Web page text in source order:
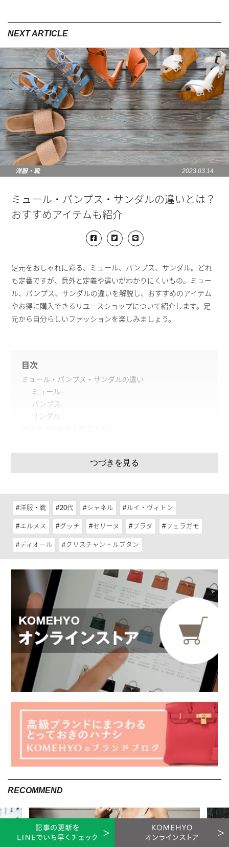
洋服・靴 2023.03.14
ミュール・パンプス・サンダルの違いとは？
おすすめアイテムも紹介
足元をおしゃれに彩る、ミュール、パンプス、サンダル。どれ
も定番ですが、意外と定義や違いがわかりにくいもの。ミュー
ル、パンプス、サンダルの違いを解説し、おすすめのアイテム
やお得に購入できるリユースショップについて紹介します。足
元から自分らしいファッションを楽しみましょう。
目次
ミュール・パンプス・サンダルの違い
ミュール
パンプス
サンダル
セリーヌ（CELINE）ミュール
シャネル（CHANEL）ミュール
パンプス
クリスチャンディオール（Christian Dior） パンプス
クリスチャンルブタン（Christian Louboutin） パンプ
ス
サンダルのおすすめアイテム
ルイ・ヴィトン（LOUIS VUITTON）サンダル
グッチ（GUCCI）サンダル
プラダ（PRADA）サンダル
ミュールやパンプス、サンダルの購入はリユースショッ
プがおすすめ
ミュール・パンプス・サンダルの違いをいかしてコーデ
に取り入れよう
ミュール・パンプス・サンダルの違い
「おしゃれは足元から」と言われるほど靴はファッションアイ
テムとしての存在が大きく、ファッションを楽しむ上で重要な
アイテムです。そしてその種類もさまざま。とくにミュール、
パンプス、サンダルは似ているので違いがわかりにくいですよ
ね。ここではそんなミュールやパンプス、サンダルの違いを徹
底解説します。
ミュール
つづきを見る
洋服・靴 20代 シャネル ルイ・ヴィトン
エルメス グッチ セリーヌ プラダ フェラガモ
ディオール クリスチャン・ルブタン
RECOMMEND